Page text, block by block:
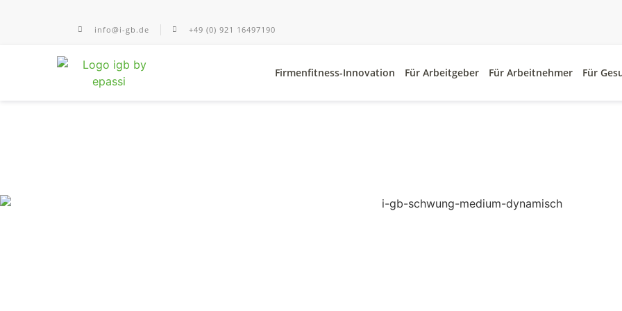
info@i-gb.de +49 (0) 921 16497190
Firmenfitness-Innovation Für Arbeitgeber Für Arbeitnehmer Für